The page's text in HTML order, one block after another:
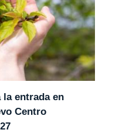
la entrada en
Centro